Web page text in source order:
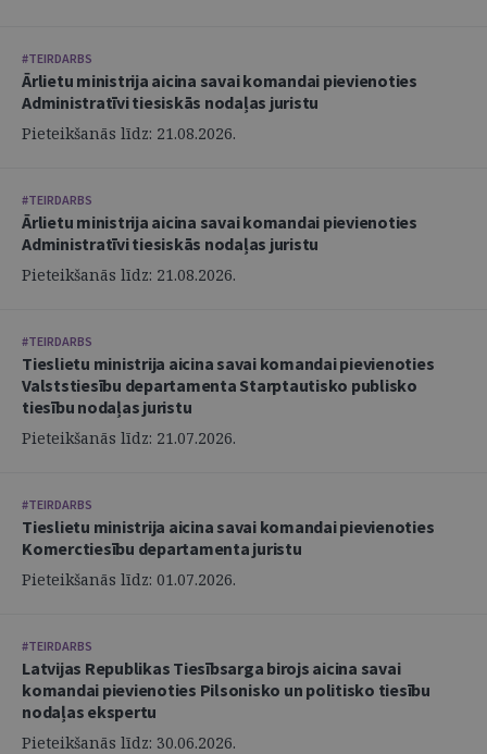
#TEIRDARBS
Ārlietu ministrija aicina savai komandai pievienoties
Administratīvi tiesiskās nodaļas juristu
Pieteikšanās līdz: 21.08.2026.
#TEIRDARBS
Ārlietu ministrija aicina savai komandai pievienoties
Administratīvi tiesiskās nodaļas juristu
Pieteikšanās līdz: 21.08.2026.
#TEIRDARBS
Tieslietu ministrija aicina savai komandai pievienoties
Valststiesību departamenta Starptautisko publisko
tiesību nodaļas juristu
Pieteikšanās līdz: 21.07.2026.
#TEIRDARBS
Tieslietu ministrija aicina savai komandai pievienoties
Komerctiesību departamenta juristu
Pieteikšanās līdz: 01.07.2026.
#TEIRDARBS
Latvijas Republikas Tiesībsarga birojs aicina savai
komandai pievienoties Pilsonisko un politisko tiesību
nodaļas ekspertu
Pieteikšanās līdz: 30.06.2026.